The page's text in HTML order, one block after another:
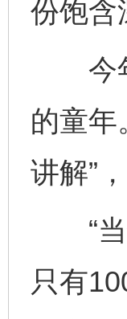
份饱含
今年
的童年
讲解”
“当
只有